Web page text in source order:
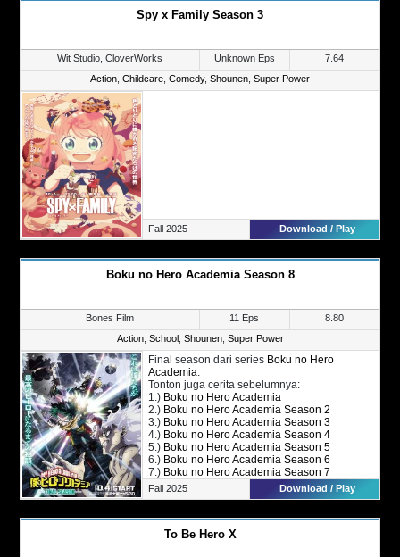
Spy x Family Season 3
Wit Studio, CloverWorks Unknown Eps
7.64
Action Childcare Comedy, Shounen Super Power
Fall 2025 Download / Play
Boku no Hero Academia Season 8
Bones Film 11 Eps
8.80
Action, School, Shounen, Super Power
Final season dari series Boku no Hero
Academia
Tonton juga cerita sebelumnya:
1.) Boku no Hero Academia
2.) Boku no Hero Academia Season 2
3.) Boku no Hero Academia Season 3
4.) Boku no Hero Academia Season 4
5.) Boku no Hero Academia Season 5
6.) Boku no Hero Academia Season 6
7.) Boku no Hero Academia Season 7
8.)Boku no Hero Academia Season 8
Fall 2025 Download / Play
To Be Hero X